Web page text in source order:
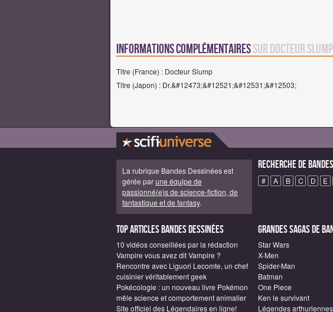
Informations complémentairessur Docteur Slump
Titre (France) : Docteur Slump
Titre (Japon) : Dr.&#12473;&#12521;&#12531;&#12503;
La rubrique Bandes Dessinées est
gérée parune équipe de
passionné(e)s de science-fiction, de
fantastique et de fantasy.
Recherche de
# A B C D E
Top articles Bandes Dessinées
10 vidéos conseillées par la rédaction
Vampire vous avez dit Vampire ?
Rencontre avec Liguori Lecomte, un chef
cuisinier véritablement geek
Pokécologie : un nouveau livre Pokémon
mêle science et comportement animalier
Site officiel des Légendaires en ligne!
Grandes sagas de
Star Wars
X-Men
Spider-Man
Batman
One Piece
Ken le survivant
Légendes arthuriennes